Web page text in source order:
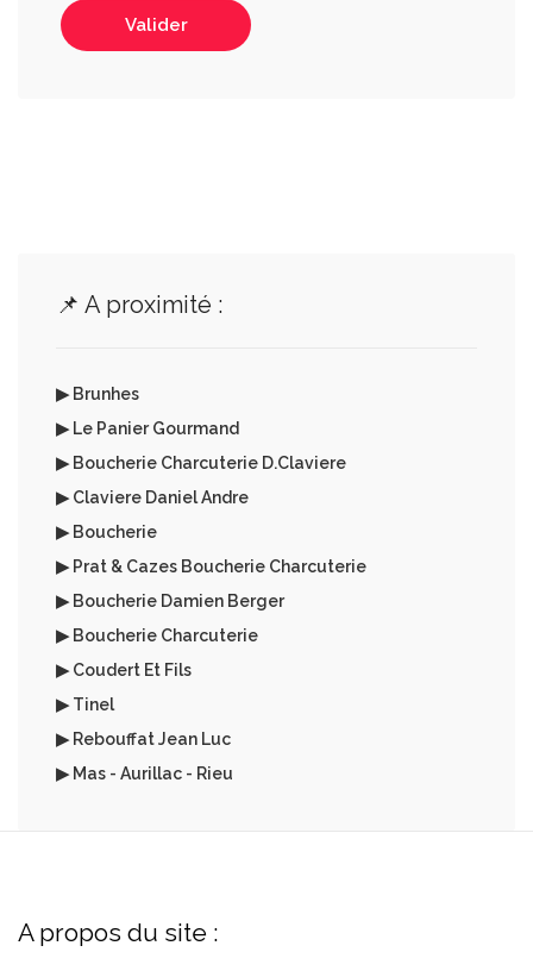
Valider
📌 A proximité :
▶ Brunhes
▶ Le Panier Gourmand
▶ Boucherie Charcuterie D.Claviere
▶ Claviere Daniel Andre
▶ Boucherie
▶ Prat & Cazes Boucherie Charcuterie
▶ Boucherie Damien Berger
▶ Boucherie Charcuterie
▶ Coudert Et Fils
▶ Tinel
▶ Rebouffat Jean Luc
▶ Mas - Aurillac - Rieu
A propos du site :